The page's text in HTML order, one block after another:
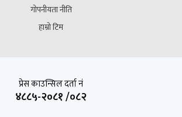
गोपनीयता नीति
हाम्रो टिम
प्रेस काउन्सिल दर्ता नं
४८८५-२०८१ /०८२